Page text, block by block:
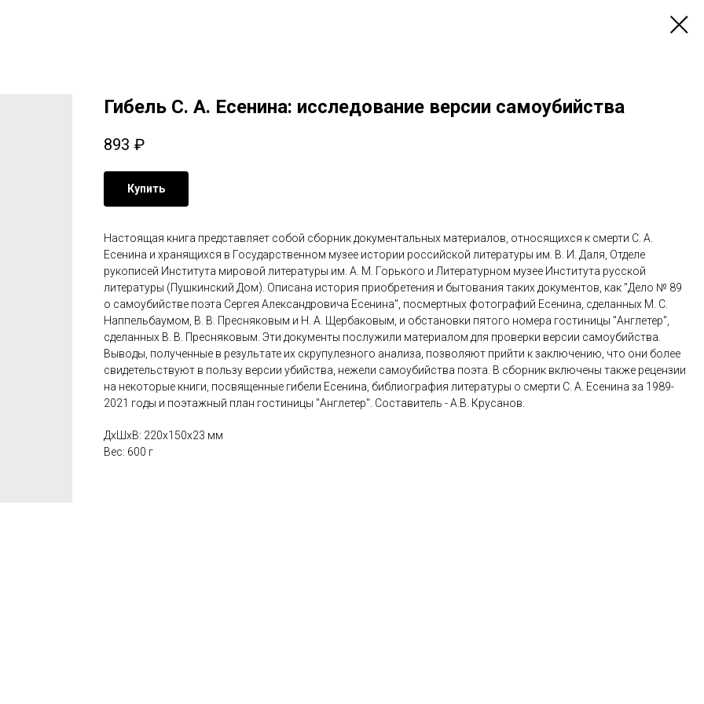
Гибель С. А. Есенина: исследование версии самоубийства
893 ₽
Купить
Настоящая книга представляет собой сборник документальных материалов, относящихся к смерти С. А.
Есенина и хранящихся в Государственном музее истории российской литературы им. В. И. Даля, Отделе
рукописей Института мировой литературы им. А. М. Горького и Литературном музее Института русской
литературы (Пушкинский Дом). Описана история приобретения и бытования таких документов, как "Дело № 89
о самоубийстве поэта Сергея Александровича Есенина", посмертных фотографий Есенина, сделанных М. С.
Наппельбаумом, В. В. Пресняковым и Н. А. Щербаковым, и обстановки пятого номера гостиницы "Англетер",
сделанных В. В. Пресняковым. Эти документы послужили материалом для проверки версии самоубийства.
Выводы, полученные в результате их скрупулезного анализа, позволяют прийти к заключению, что они более
свидетельствуют в пользу версии убийства, нежели самоубийства поэта. В сборник включены также рецензии
на некоторые книги, посвященные гибели Есенина, библиография литературы о смерти С. А. Есенина за 1989-
2021 годы и поэтажный план гостиницы "Англетер". Составитель - А.В. Крусанов.
ДxШxВ: 220x150x23 мм
Вес: 600 г